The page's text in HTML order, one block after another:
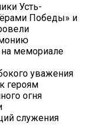
Усть-
Победы» и
мемориале
уважения
героям
огня
служения